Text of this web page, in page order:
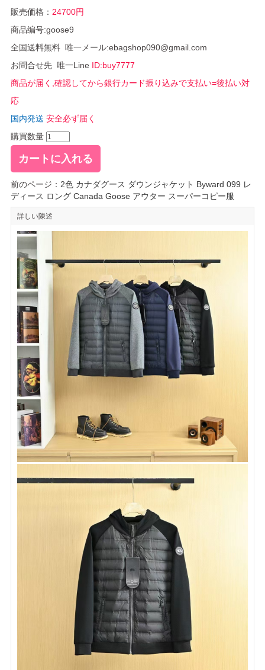
販売価格： 24700円
商品编号:goose9
全国送料無料 唯一メール:ebagshop090@gmail.com
お問合せ先 唯一Line ID:buy7777
商品が届く,確認してから銀行カード振り込みで支払い=後払い対
応
国内発送 安全必ず届く
購買数量
前のページ： 2色 カナダグース ダウンジャケット Byward 099 レ
ディース ロング Canada Goose アウター スーパーコピー服
詳しい陳述